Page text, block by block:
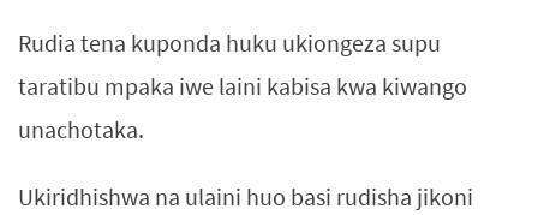
Rudia tena kuponda huku ukiongeza supu
taratibu mpaka iwe laini kabisa kwa kiwango
unachotaka.
Ukiridhishwa na ulaini huo basi rudisha jikoni